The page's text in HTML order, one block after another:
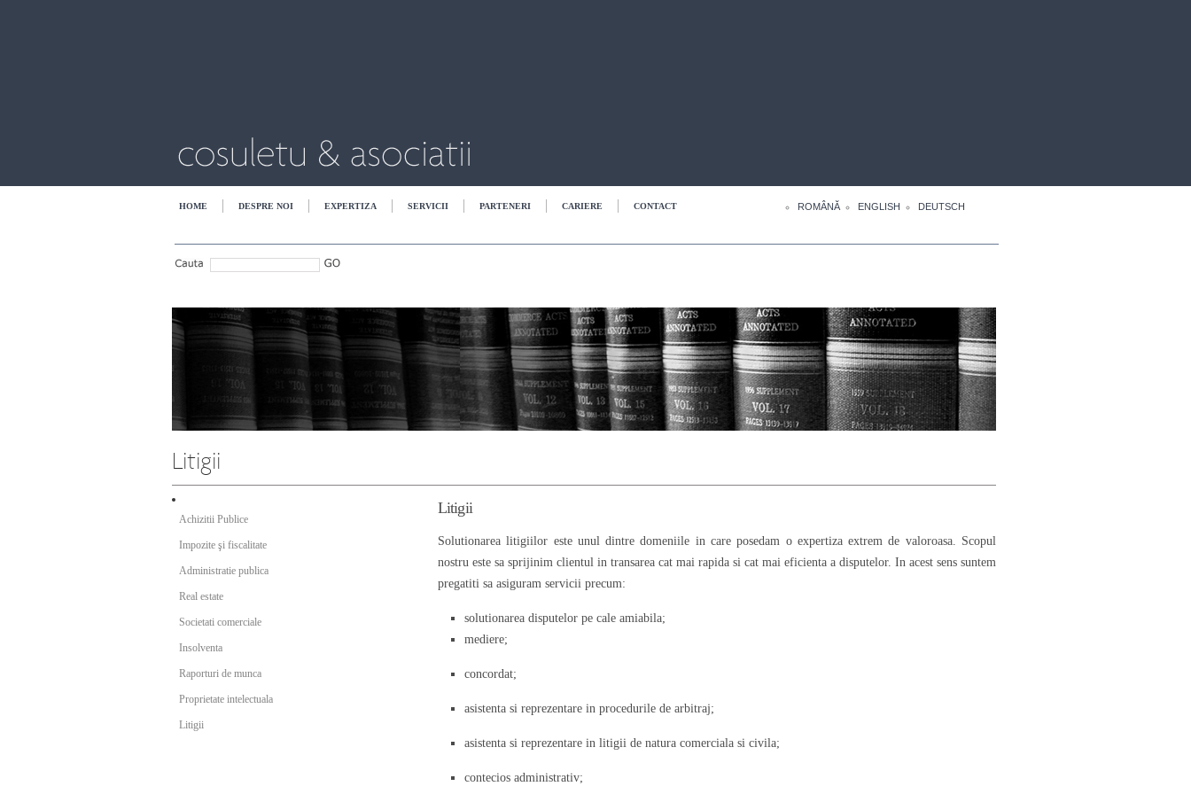
HOME DESPRE NOI EXPERTIZA SERVICII PARTENERI CARIERE CONTACT ROMÂNĂ ENGLISH DEUTSCH
Achizitii Publice
Impozite şi fiscalitate
Administratie publica
Real estate
Societati comerciale
Insolventa
Raporturi de munca
Proprietate intelectuala
Litigii
Litigii
Solutionarea litigiilor este unul dintre domeniile in care posedam o expertiza extrem de valoroasa. Scopul
nostru este sa sprijinim clientul in transarea cat mai rapida si cat mai eficienta a disputelor. In acest sens suntem
pregatiti sa asiguram servicii precum:
solutionarea disputelor pe cale amiabila;
mediere;
concordat;
asistenta si reprezentare in procedurile de arbitraj;
asistenta si reprezentare in litigii de natura comerciala si civila;
contecios administrativ;